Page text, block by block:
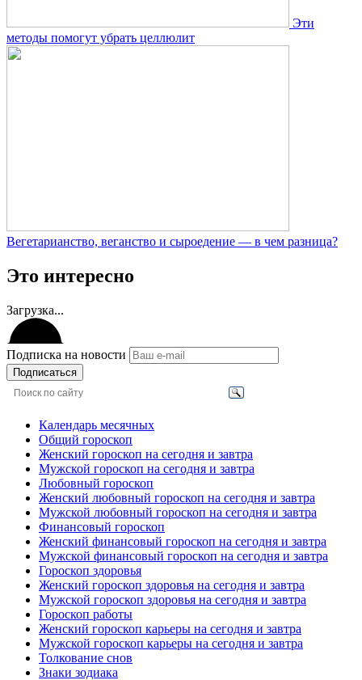
Эти
методы помогут убрать целлюлит
Вегетарианство, веганство и сыроедение — в чем разница?
Это интересно
Загрузка...
Подписка на новости
Подписаться
Календарь месячных
Общий гороскоп
Женский гороскоп на сегодня и завтра
Мужской гороскоп на сегодня и завтра
Любовный гороскоп
Женский любовный гороскоп на сегодня и завтра
Мужской любовный гороскоп на сегодня и завтра
Финансовый гороскоп
Женский финансовый гороскоп на сегодня и завтра
Мужской финансовый гороскоп на сегодня и завтра
Гороскоп здоровья
Женский гороскоп здоровья на сегодня и завтра
Мужской гороскоп здоровья на сегодня и завтра
Гороскоп работы
Женский гороскоп карьеры на сегодня и завтра
Мужской гороскоп карьеры на сегодня и завтра
Толкование снов
Знаки зодиака